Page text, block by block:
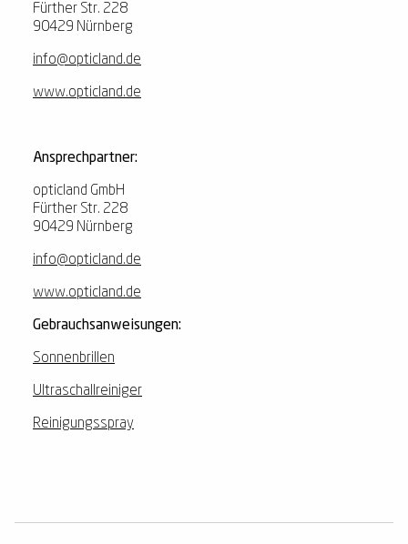
Fürther Str. 228
90429 Nürnberg
info@opticland.de
www.opticland.de
Ansprechpartner:
opticland GmbH
Fürther Str. 228
90429 Nürnberg
info@opticland.de
www.opticland.de
Gebrauchsanweisungen:
Sonnenbrillen
Ultraschallreiniger
Reinigungsspray